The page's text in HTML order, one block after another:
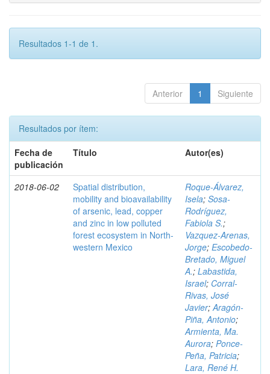
Resultados 1-1 de 1.
Anterior 1 Siguiente
Resultados por ítem:
Fecha de
publicación
Título Autor(es)
2018-06-02
Spatial distribution,
mobility and bioavailability
of arsenic, lead, copper
and zinc in low polluted
forest ecosystem in North-
western Mexico
Roque-Álvarez,
Isela; Sosa-
Rodríguez,
Fabiola S.;
Vazquez-Arenas,
Jorge; Escobedo-
Bretado, Miguel
A.; Labastida,
Israel; Corral-
Rivas, José
Javier;Aragón-
Piña, Antonio;
Armienta, Ma.
Aurora; Ponce-
Peña, Patricia;
Lara, René H.